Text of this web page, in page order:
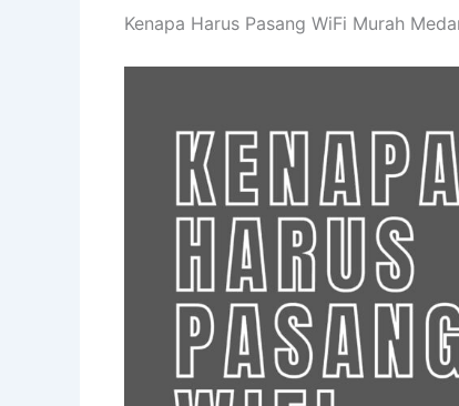
Kenapa Harus Pasang WiFi Murah